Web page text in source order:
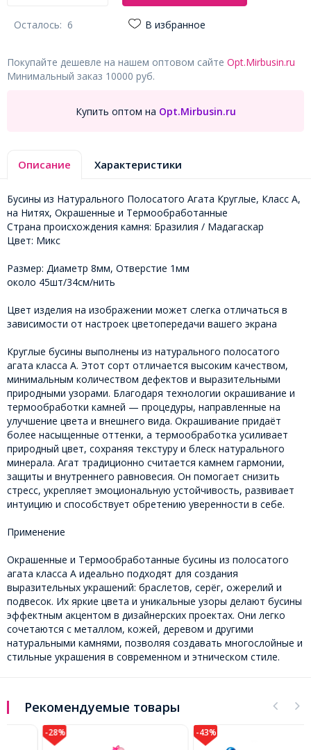
Осталось: 6 В избранное
Покупайте дешевле на нашем оптовом сайте Opt.Mirbusin.ru
Минимальный заказ 10000 руб.
Купить оптом на Opt.Mirbusin.ru
Описание Характеристики
Бусины из Натурального Полосатого Агата Круглые, Класс А,
на Нитях, Окрашенные и Термообработанные
Страна происхождения камня: Бразилия / Мадагаскар
Цвет: Микс
Размер: Диаметр 8мм, Отверстие 1мм
около 45шт/34см/нить
Цвет изделия на изображении может слегка отличаться в
зависимости от настроек цветопередачи вашего экрана
Круглые бусины выполнены из натурального полосатого
агата класса А. Этот сорт отличается высоким качеством,
минимальным количеством дефектов и выразительными
природными узорами. Благодаря технологии окрашивание и
термообработки камней — процедуры, направленные на
улучшение цвета и внешнего вида. Окрашивание придаёт
более насыщенные оттенки, а термообработка усиливает
природный цвет, сохраняя текстуру и блеск натурального
минерала. Агат традиционно считается камнем гармонии,
защиты и внутреннего равновесия. Он помогает снизить
стресс, укрепляет эмоциональную устойчивость, развивает
интуицию и способствует обретению уверенности в себе.
Применение
Окрашенные и Термообработанные бусины из полосатого
агата класса А идеально подходят для создания
выразительных украшений: браслетов, серёг, ожерелий и
подвесок. Их яркие цвета и уникальные узоры делают бусины
эффектным акцентом в дизайнерских проектах. Они легко
сочетаются с металлом, кожей, деревом и другими
натуральными камнями, позволяя создавать многослойные и
стильные украшения в современном и этническом стиле.
Рекомендуемые товары